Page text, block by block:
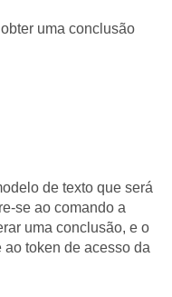
uma conclusão
de texto que será
se ao comando a
uma conclusão, e o
ao token de acesso da